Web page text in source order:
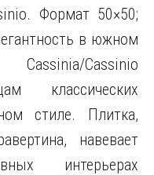
Формат 50×50;
в южном
Cassinio
классических
стиле. Плитка,
навевает
интерьерах